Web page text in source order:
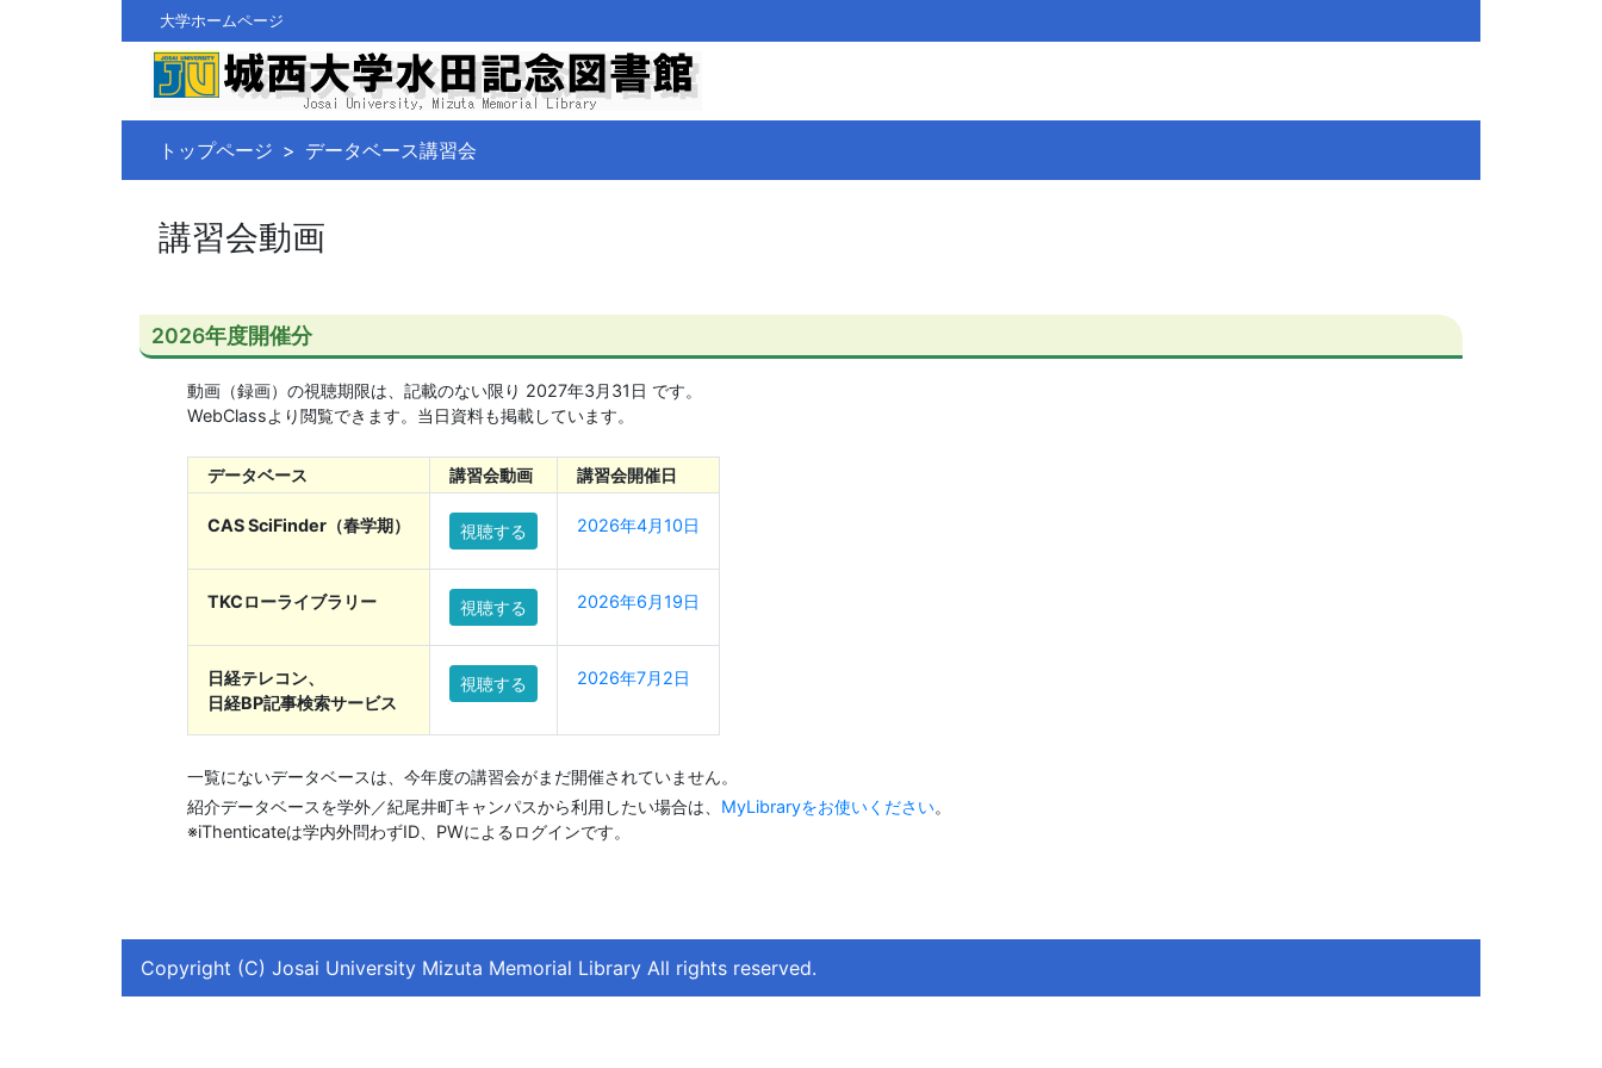
大学ホームページ
トップページ データベース講習会
講習会動画
2026年度開催分
動画（録画）の視聴期限は、記載のない限り 2027年3月31日 です。
WebClassより閲覧できます。当日資料も掲載しています。
データベース 講習会動画 講習会開催日
CAS SciFinder（春学期） 視聴する 2026年4月10日
TKCローライブラリー 視聴する 2026年6月19日
日経テレコン、
日経BP記事検索サービス
視聴する 2026年7月2日
一覧にないデータベースは、今年度の講習会がまだ開催されていません。
紹介データベースを学外／紀尾井町キャンパスから利用したい場合は、 MyLibraryをお使いください。
※iThenticateは学内外問わずID、PWによるログインです。
Copyright (C) Josai University Mizuta Memorial Library All rights reserved.